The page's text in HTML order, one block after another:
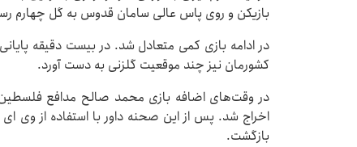
بازیکن و روی پاس عالی سامان قدوس به گل چهارم
در ادامه بازی کمی متعادل شد. در بیست دقیقه
کشورمان نیز چند موقعیت گلزنی به دست آورد.
در وقت‌های اضافه بازی محمد صالح مدافع
اخراج شد. پس از این صحنه داور با استفاده از وی
بازگشت.